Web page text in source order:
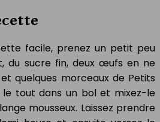
facile, prenez un petit peu
du sucre fin, deux œufs en ne
quelques morceaux de Petits
le tout dans un bol et mixez-le
mousseux. Laissez prendre